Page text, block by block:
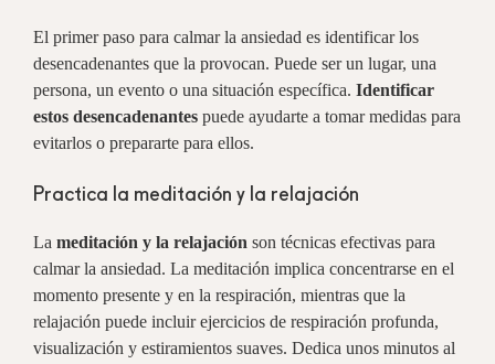
El primer paso para calmar la ansiedad es identificar los
desencadenantes que la provocan. Puede ser un lugar, una
persona, un evento o una situación específica. Identificar
estos desencadenantes puede ayudarte a tomar medidas para
evitarlos o prepararte para ellos.
Practica la meditación y la relajación
La meditación y la relajación son técnicas efectivas para
calmar la ansiedad. La meditación implica concentrarse en el
momento presente y en la respiración, mientras que la
relajación puede incluir ejercicios de respiración profunda,
visualización y estiramientos suaves. Dedica unos minutos al